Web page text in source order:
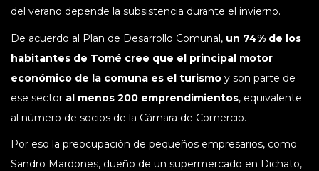
del verano depende la subsistencia durante el invierno.
De acuerdo al Plan de Desarrollo Comunal, un 74% de los
habitantes de Tomé cree que el principal motor
económico de la comuna es el turismo y son parte de
ese sector al menos 200 emprendimientos, equivalente
al número de socios de la Cámara de Comercio.
Por eso la preocupación de pequeños empresarios, como
Sandro Mardones, dueño de un supermercado en Dichato,